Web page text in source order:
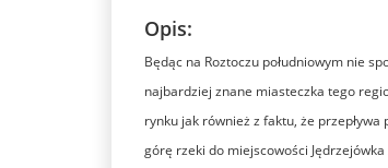
Opis:
Będąc na Roztoczu południowym nie
najbardziej znane miasteczka tego
rynku jak również z faktu, że
górę rzeki do miejscowości